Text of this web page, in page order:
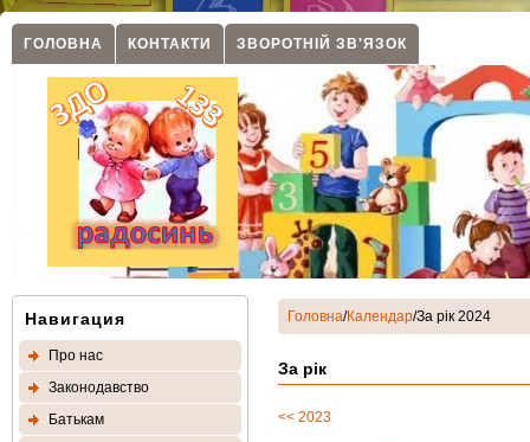
ГОЛОВНА КОНТАКТИ ЗВОРОТНIЙ ЗВ'ЯЗОК
Навигация
Про нас
Законодавство
Батькам
Головна/Календар/За рік 2024
За рік
<< 2023